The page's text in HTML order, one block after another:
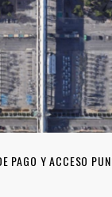
PAGO Y ACCESO